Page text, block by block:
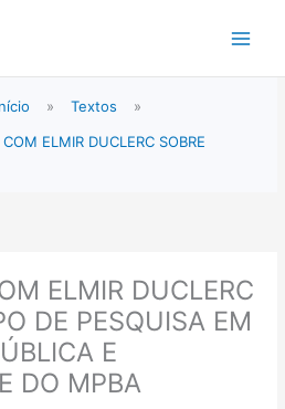
» Textos
»
ELMIR DUCLERC SOBRE
ELMIR DUCLERC
DE PESQUISA EM
E
DO MPBA
de ferramentas